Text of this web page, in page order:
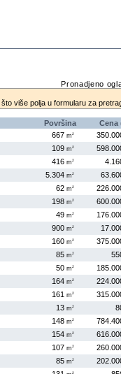
Pronadjeno
više polja u formularu za
Površina Cena
667 m2
109 m2
416 m2
5.304 m2
62 m2
198 m2
49 m2
900 m2
160 m2
85 m2
50 m2
164 m2
161 m2
13 m2
148 m2
154 m2
107 m2
85 m2
2